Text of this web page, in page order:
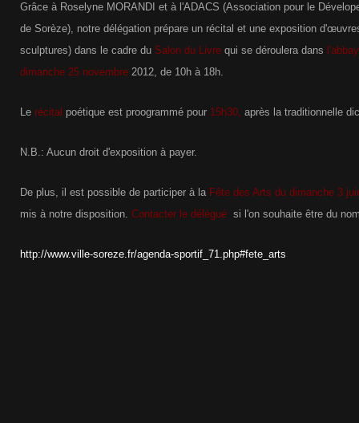
Grâce à Roselyne MORANDI et à l'ADACS (Association pour le
de Sorèze), notre délégation prépare un récital et une exposition
sculptures) dans le cadre du Salon du Livre qui se déroulera dans
dimanche 25 novembre 2012, de 10h à 18h.
Le récital poétique est proogrammé pour 15h30, après la traditionnelle
N.B.: Aucun droit d'exposition à payer.
De plus, il est possible de participer à la Fête des Arts du dimanche 3
mis à notre disposition. Contacter le délégué si l'on souhaite être du
http://www.ville-soreze.fr/agenda-sportif_71.php#fete_arts